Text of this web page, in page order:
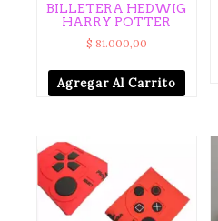
BILLETERA HEDWIG
HARRY POTTER
$ 81.000,00
Agregar Al Carrito